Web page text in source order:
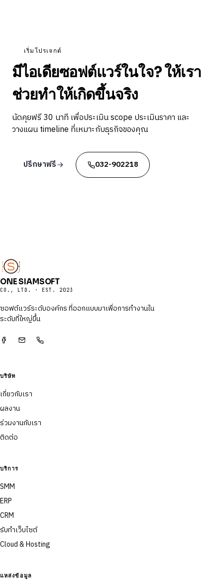
เริ่มโปรเจกต์
มีไอเดียซอฟต์แวร์ในใจ? ให้เรา
ช่วยทำให้เกิดขึ้นจริง
นัดคุยฟรี 30 นาที เพื่อประเมิน scope ประเมินราคา และ
วางแผน timeline ที่เหมาะกับธุรกิจของคุณ
ปรึกษาฟรี 032-902218
ONE SIAMSOFT
CO., LTD. · EST. 2023
ซอฟต์แวร์ระดับองค์กร ที่ออกแบบมาเพื่อการทำงานใน
ระดับที่ใหญ่ขึ้น
บริษัท
เกี่ยวกับเรา
ผลงาน
ร่วมงานกับเรา
ติดต่อ
บริการ
SMM
ERP
CRM
รับทำเว็บไซต์
Cloud & Hosting
แหล่งข้อมูล